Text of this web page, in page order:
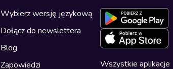
Wybierz wersję językową
Dołącz do newslettera
Blog
Zapowiedzi
Wszystkie aplikacje